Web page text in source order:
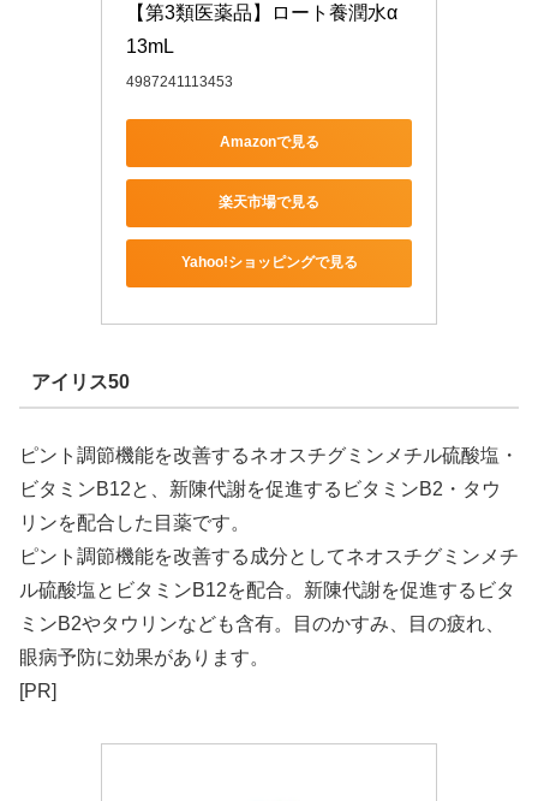
【第3類医薬品】ロート養潤水α
13mL
4987241113453
Amazonで見る
楽天市場で見る
Yahoo!ショッピングで見る
アイリス50
ピント調節機能を改善するネオスチグミンメチル硫酸塩・
ビタミンB12と、新陳代謝を促進するビタミンB2・タウ
リンを配合した目薬です。
ピント調節機能を改善する成分としてネオスチグミンメチ
ル硫酸塩とビタミンB12を配合。新陳代謝を促進するビタ
ミンB2やタウリンなども含有。目のかすみ、目の疲れ、
眼病予防に効果があります。
[PR]